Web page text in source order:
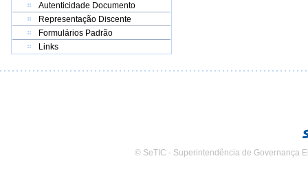
Autenticidade Documento
Representação Discente
Formulários Padrão
Links
© SeTIC - Superintendência de Governança